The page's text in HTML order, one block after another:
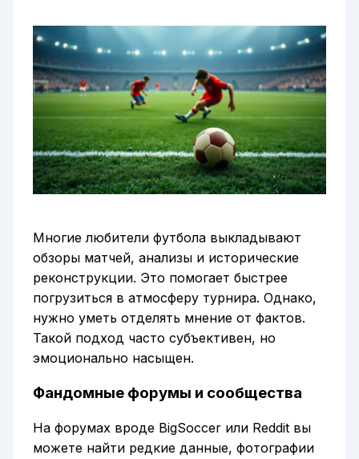
Многие любители футбола выкладывают
обзоры матчей, анализы и исторические
реконструкции. Это помогает быстрее
погрузиться в атмосферу турнира. Однако,
нужно уметь отделять мнение от фактов.
Такой подход часто субъективен, но
эмоционально насыщен.
Фандомные форумы и сообщества
На форумах вроде BigSoccer или Reddit вы
можете найти редкие данные, фотографии